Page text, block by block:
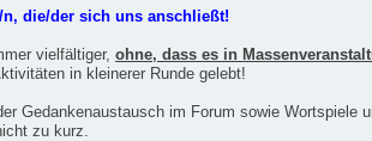
die/der sich uns anschließt!
vielfältiger,ohne, dass es in
in kleinerer Runde gelebt!
Gedankenaustausch im Forum sowie Wortspiele
zu kurz.